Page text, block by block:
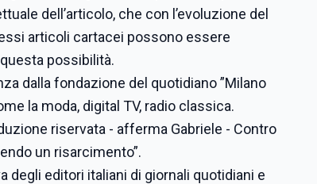
dell’articolo, che con l’evoluzione del
articoli cartacei possono essere
possibilità.
dalla fondazione del quotidiano ”Milano
la moda, digital TV, radio classica.
riservata - afferma Gabriele - Contro
un risarcimento”.
degli editori italiani di giornali quotidiani e